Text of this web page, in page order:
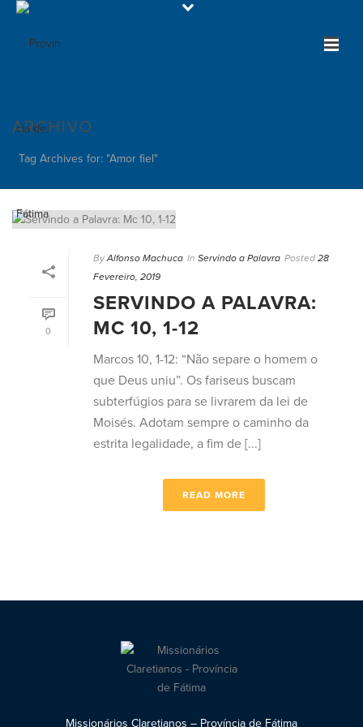
ARCHIVO
Tag Archives for: "Amor fiel"
0
By Alfonso Machuca In Servindo a Palavra Posted 28
Fevereiro, 2019
SERVINDO A PALAVRA:
MC 10, 1-12
Marcos 10, 1-12: “Não separe o homem o
que Deus uniu”. Os fariseus buscam
subterfúgios para se livrarem da lei de
Moisés. Adotam sempre o caminho da
estrita legalidade, a fim de [...]
READ MORE
Missionários Claretianos – Província de Fátima